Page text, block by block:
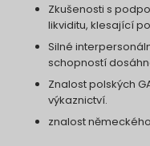
Zkušenosti s
likviditu, klesající
Silné
schopností
Znalost polských
výkaznictví.
znalost